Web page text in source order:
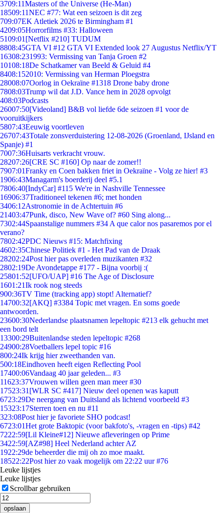
3709:11Masters of the Universe (He-Man)
18509:11NEC #77: Wat een seizoen is dit zeg
709:07EK Atletiek 2026 te Birmingham #1
4209:05Horrorfilms #33: Halloween
5109:01 [Netflix #210] TUDUM
8808:45GTA VI #12 GTA VI Extended look 27 Augustus Netflix/YT
16308:231993: Vermissing van Tanja Groen #2
10108:18De Schatkamer van Beeld & Geluid #4
8408:152010: Vermissing van Herman Ploegstra
28008:07Oorlog in Oekraïne #1318 Drone baby drone
7808:03Trump wil dat J.D. Vance hem in 2028 opvolgt
408:03Podcasts
26007:50[Videoland] B&B vol liefde 6de seizoen #1 voor de
vooruitkijkers
5807:43Eeuwig voortleven
26707:43Totale zonsverduistering 12-08-2026 (Groenland, IJsland en
Spanje) #1
7007:36Huisarts verkracht vrouw.
28207:26[CRE SC #160] Op naar de zomer!!
7907:01Franky en Coen bakken friet in Oekraïne - Volg ze hier! #3
1906:43Managarm's boerderij deel #5.1
7806:40[IndyCar] #115 We're in Nashville Tennessee
16906:37Traditioneel tekenen #6; met honden
3406:12Astronomie in de Achtertuin #6
21403:47Punk, disco, New Wave of? #60 Sing along...
7302:44Spaanstalige nummers #34 A que calor nos pasaremos por el
verano?
7802:42PDC Nieuws #15: Matchfixing
4602:35Chinese Politiek #1 - Het Pad van de Draak
28202:24Post hier pas overleden muzikanten #32
2802:19De Avondetappe #177 - Bijna voorbij :(
25801:52[UFO/UAP] #16 The Age of Disclosure
1601:21Ik rook nog steeds
900:36TV Time (tracking app) stopt! Alternatief?
14700:32[AKQ] #3384 Topic met vragen. En soms goede
antwoorden.
23600:30Nederlandse plaatsnamen lepeltopic #213 elk gehucht met
een bord telt
13300:29Buitenlandse steden lepeltopic #268
24900:28Voetballers lepel topic #16
800:24Ik krijg hier zweethanden van.
500:18Eindhoven heeft eigen Reflecting Pool
17400:06Vandaag 40 jaar geleden... #3
11623:37Vrouwen willen geen man meer #30
17523:31 [WLR SC #417] Nieuw deel openen was kaputt
6723:29De neergang van Duitsland als lichtend voorbeeld #3
15323:17Sterren toen en nu #11
323:08Post hier je favoriete SHO podcast!
6723:01Het grote Baktopic (voor bakfoto's, -vragen en -tips) #42
7222:59[Lil Kleine#12] Nieuwe afleveringen op Prime
3422:59[AZ#98] Heel Nederland achter AZ
1922:29de beheerder die mij oh zo moe maakt.
18522:22Post hier zo vaak mogelijk om 22:22 uur #76
Leuke lijstjes
Leuke lijstjes
Scrollbar gebruiken
opslaan